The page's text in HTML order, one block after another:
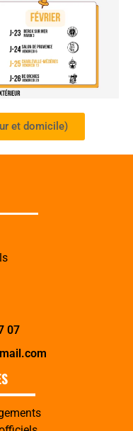
et domicile)
07